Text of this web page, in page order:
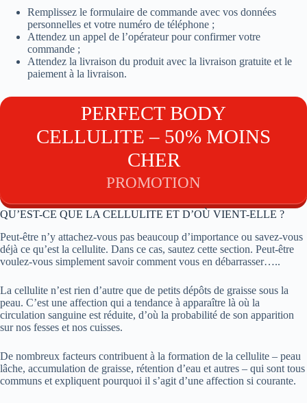
Remplissez le formulaire de commande avec vos données
personnelles et votre numéro de téléphone ;
Attendez un appel de l’opérateur pour confirmer votre
commande ;
Attendez la livraison du produit avec la livraison gratuite et le
paiement à la livraison.
PERFECT BODY
CELLULITE – 50% MOINS
CHER
PROMOTION
QU’EST-CE QUE LA CELLULITE ET D’OÙ VIENT-ELLE ?
Peut-être n’y attachez-vous pas beaucoup d’importance ou savez-vous
déjà ce qu’est la cellulite. Dans ce cas, sautez cette section. Peut-être
voulez-vous simplement savoir comment vous en débarrasser…..
La cellulite n’est rien d’autre que de petits dépôts de graisse sous la
peau. C’est une affection qui a tendance à apparaître là où la
circulation sanguine est réduite, d’où la probabilité de son apparition
sur nos fesses et nos cuisses.
De nombreux facteurs contribuent à la formation de la cellulite – peau
lâche, accumulation de graisse, rétention d’eau et autres – qui sont tous
communs et expliquent pourquoi il s’agit d’une affection si courante.